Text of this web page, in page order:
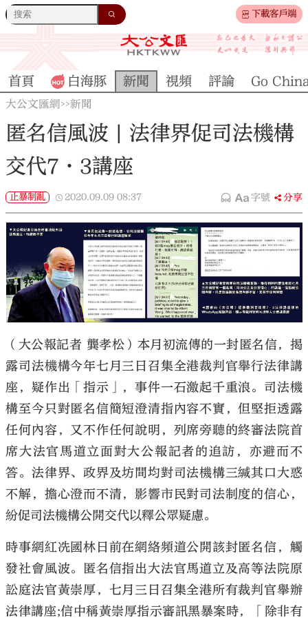
下載客戶端
大公文匯
首頁 白海豚 新聞 視頻 評論 Go
大公文匯網>>新聞
匿名信風波 | 法律界促司法機構
交代7·3講座
止暴制亂 2020.09.09 08:37 字號 分享
（大公報記者 龔孝松）本月初流傳的一封匿名信，揭
露司法機構今年七月三日召集全港裁判官舉行法律講
座，疑作出「指示」，事件一石激起千重浪。司法機
構至今只對匿名信簡短澄清指內容不實，但堅拒透露
任何內容，又不作任何說明，列席旁聽的終審法院首
席大法官馬道立面對大公報記者的追訪，亦避而不
答。法律界、政界及坊間均對司法機構三緘其口大惑
不解，擔心澄而不清，影響市民對司法制度的信心，
紛促司法機構公開交代以釋公眾疑慮。
時事網紅冼國林日前在網絡頻道公開該封匿名信，觸
發社會風波。匿名信指出大法官馬道立及高等法院原
訟庭法官黃崇厚，七月三日召集全港所有裁判官舉辦
法律講座;信中稱黃崇厚指示審訊黑暴案時，「除非有